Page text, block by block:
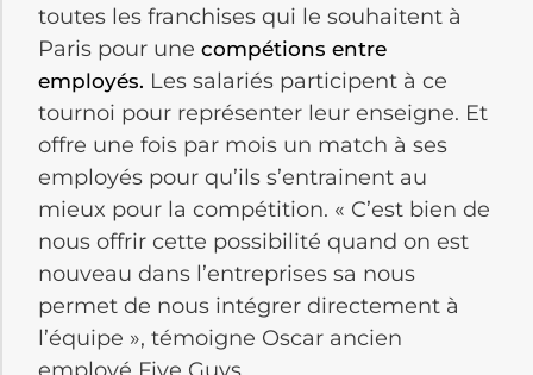
toutes les franchises qui le souhaitent à
Paris pour une compétions entre
employés. Les salariés participent à ce
tournoi pour représenter leur enseigne. Et
offre une fois par mois un match à ses
employés pour qu’ils s’entrainent au
mieux pour la compétition. « C’est bien de
nous offrir cette possibilité quand on est
nouveau dans l’entreprises sa nous
permet de nous intégrer directement à
l’équipe », témoigne Oscar ancien